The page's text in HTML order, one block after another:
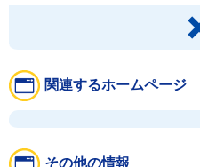
関連するホームページ
その他の情報